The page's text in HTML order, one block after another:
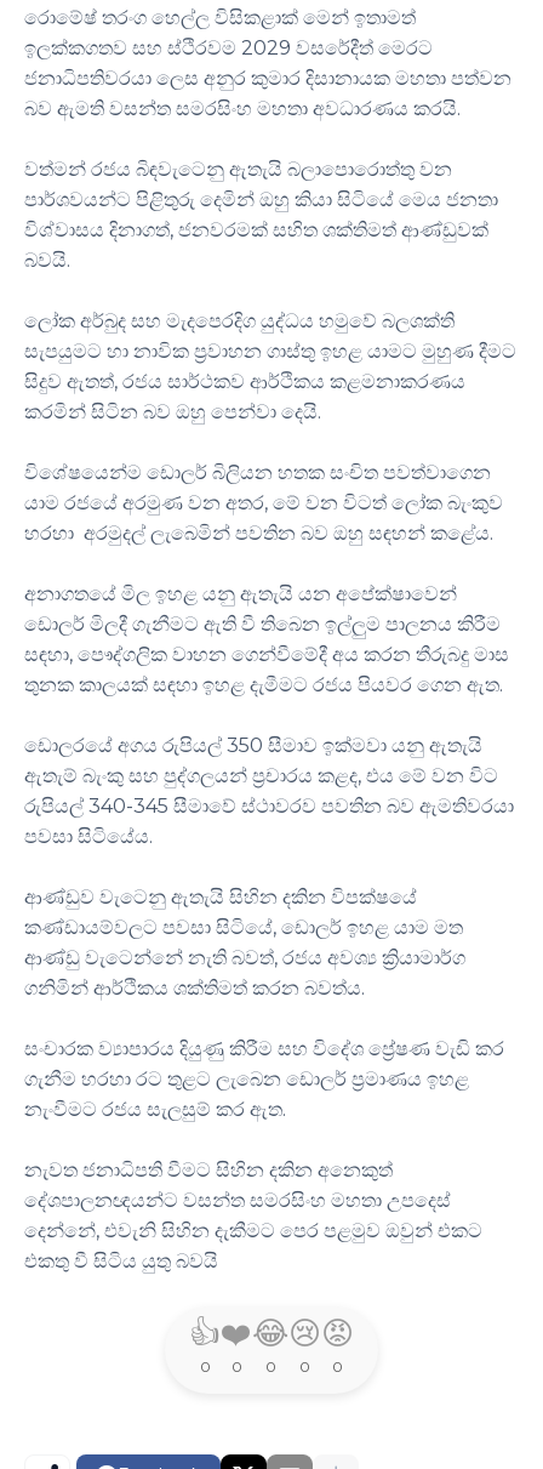
රොමේෂ් තරංග හෙල්ල විසිකළාක් මෙන් ඉතාමත්
ඉලක්කගතව සහ ස්ථිරවම 2029 වසරේදීත් මෙරට
ජනාධිපතිවරයා ලෙස අනුර කුමාර දිසානායක මහතා පත්වන
බව ඇමති වසන්ත සමරසිංහ මහතා අවධාරණය කරයි.
වත්මන් රජය බිඳවැටෙනු ඇතැයි බලාපොරොත්තු වන
පාර්ශවයන්ට පිළිතුරු දෙමින් ඔහු කියා සිටියේ මෙය ජනතා
විශ්වාසය දිනාගත්, ජනවරමක් සහිත ශක්තිමත් ආණ්ඩුවක්
බවයි.
ලෝක අර්බුද සහ මැදපෙරදිග යුද්ධය හමුවේ බලශක්ති
සැපයුමට හා නාවික ප්‍රවාහන ගාස්තු ඉහළ යාමට මුහුණ දීමට
සිදුව ඇතත්, රජය සාර්ථකව ආර්ථිකය කළමනාකරණය
කරමින් සිටින බව ඔහු පෙන්වා දෙයි.
විශේෂයෙන්ම ඩොලර් බිලියන හතක සංචිත පවත්වාගෙන
යාම රජයේ අරමුණ වන අතර, මේ වන විටත් ලෝක බැංකුව
හරහා අරමුදල් ලැබෙමින් පවතින බව ඔහු සඳහන් කළේය.
අනාගතයේ මිල ඉහළ යනු ඇතැයි යන අපේක්ෂාවෙන්
ඩොලර් මිලදී ගැනීමට ඇති වී තිබෙන ඉල්ලුම පාලනය කිරීම
සඳහා, පෞද්ගලික වාහන ගෙන්වීමේදී අය කරන තීරුබදු මාස
තුනක කාලයක් සඳහා ඉහළ දැමීමට රජය පියවර ගෙන ඇත.
ඩොලරයේ අගය රුපියල් 350 සීමාව ඉක්මවා යනු ඇතැයි
ඇතැම් බැංකු සහ පුද්ගලයන් ප්‍රචාරය කළද, එය මේ වන විට
රුපියල් 340-345 සීමාවේ ස්ථාවරව පවතින බව ඇමතිවරයා
පවසා සිටියේය.
ආණ්ඩුව වැටෙනු ඇතැයි සිහින දකින විපක්ෂයේ
කණ්ඩායම්වලට පවසා සිටියේ, ඩොලර් ඉහළ යාම මත
ආණ්ඩු වැටෙන්නේ නැති බවත්, රජය අවශ්‍ය ක්‍රියාමාර්ග
ගනිමින් ආර්ථිකය ශක්තිමත් කරන බවත්ය.
සංචාරක ව්‍යාපාරය දියුණු කිරීම සහ විදේශ ප්‍රේෂණ වැඩි කර
ගැනීම හරහා රට තුළට ලැබෙන ඩොලර් ප්‍රමාණය ඉහළ
නැංවීමට රජය සැලසුම් කර ඇත.
නැවත ජනාධිපති වීමට සිහින දකින අනෙකුත්
දේශපාලනඥයන්ට වසන්ත සමරසිංහ මහතා උපදෙස්
දෙන්නේ, එවැනි සිහින දැකීමට පෙර පළමුව ඔවුන් එකට
එකතු වී සිටිය යුතු බවයි
👍
0
❤️
0
😂
0
😢
0
😡
0